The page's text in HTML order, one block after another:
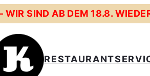
SIND AB DEM 18.8.
RESTAURANT